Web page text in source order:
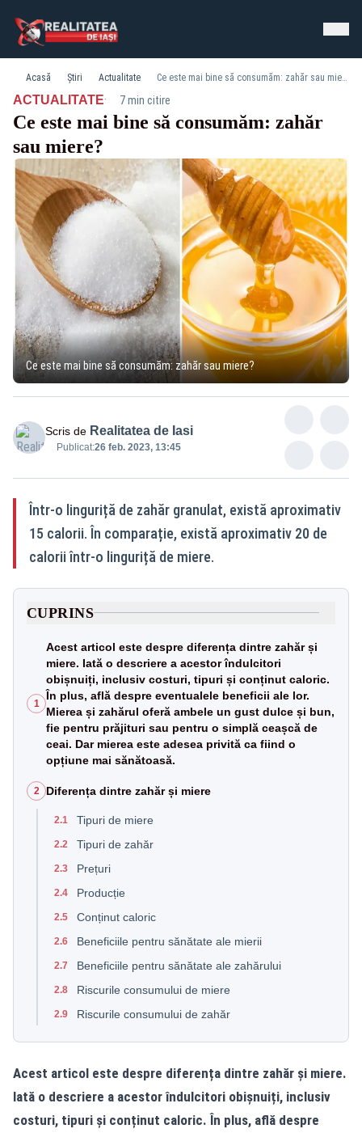
Acasă Știri Actualitate Ce este mai bine să consumăm: zahăr sau miere?
ACTUALITATE· 7 min citire
Ce este mai bine să consumăm: zahăr
sau miere?
Ce este mai bine să consumăm: zahăr sau miere?
Scris de Realitatea de Iasi
Publicat:26 feb. 2023, 13:45
Într-o linguriță de zahăr granulat, există aproximativ
15 calorii. În comparație, există aproximativ 20 de
calorii într-o linguriță de miere.
CUPRINS
1
Acest articol este despre diferența dintre zahăr și
miere. Iată o descriere a acestor îndulcitori
obișnuiți, inclusiv costuri, tipuri și conținut caloric.
În plus, află despre eventualele beneficii ale lor.
Mierea și zahărul oferă ambele un gust dulce și bun,
fie pentru prăjituri sau pentru o simplă ceașcă de
ceai. Dar mierea este adesea privită ca fiind o
opțiune mai sănătoasă.
2 Diferența dintre zahăr și miere
2.1 Tipuri de miere
2.2 Tipuri de zahăr
2.3 Prețuri
2.4 Producție
2.5 Conținut caloric
2.6 Beneficiile pentru sănătate ale mierii
2.7 Beneficiile pentru sănătate ale zahărului
2.8 Riscurile consumului de miere
2.9 Riscurile consumului de zahăr
Acest articol este despre diferența dintre zahăr și miere.
Iată o descriere a acestor îndulcitori obișnuiți, inclusiv
costuri, tipuri și conținut caloric. În plus, află despre